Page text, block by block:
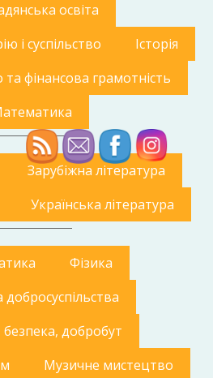
освіта
і суспільство
Історія
фінансова грамотність
Зарубіжна література
Українська література
Фізика
добросуспільства
безпека, добробут
Музичне мистецтво